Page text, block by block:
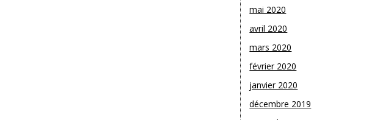
mai 2020
avril 2020
mars 2020
février 2020
janvier 2020
décembre 2019